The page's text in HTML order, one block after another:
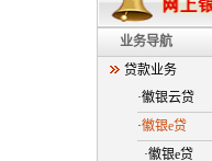
业务导航
贷款业务
·徽银云贷
·徽银e贷
·徽银e贷